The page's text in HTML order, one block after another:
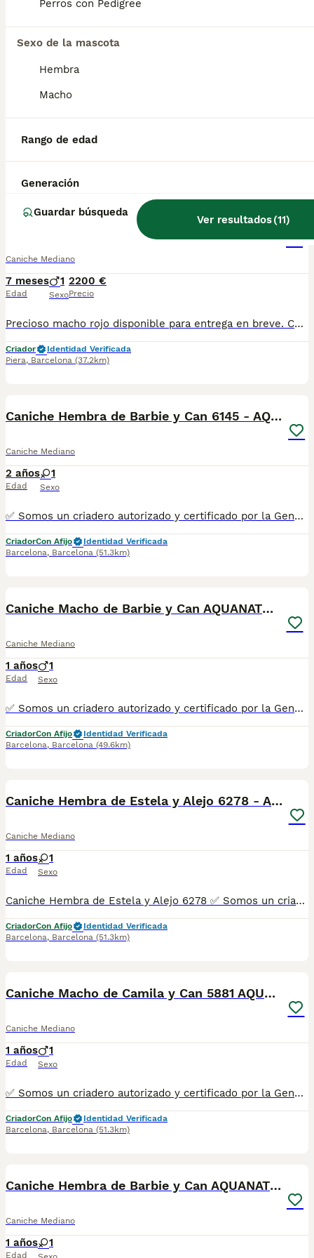
Perros con Pedigree
Sexo de la mascota
Hembra
Macho
Rango de edad
Generación
Guardar búsqueda
Ver resultados(11)
Caniche Mediano
Caniche Mediano
7 meses
Edad
1
Sexo
2200 €
Precio
Precioso macho rojo disponible para entrega en breve. Centro Canino Vallbonica es mucho más que un centro de cría , es una familia comprometida con el bienestar animal y la cria responsable, por ello todos nuestros bebés nacen y se crían en nuestras instalaciones , asegurando así un correcto desarrollo y una magnífica socialización, consiguiendo en cada ejemplar un carácter juguetón y extrovertido algo primordial para su adaptación como un miembro más en tu familia . Se entregan con el carnet de vacunas con el plan correspondiente a su edad , desparasitados y microchip implantado y activado en registro de Anicom. Facilitamos junto al cachorro contrato de compra con garantías víricas de 15 días y congénitas de 1 año . Contamos con un gran equipo de profesionales entre los que se encuentran educadores, auxiliares y Veterinarios ofreciendo los controles sanitarios necesarios así como continua vigilancia asegurando su bienestar . Hacemos envíos a toda España con empresa de transporte privado, proporcionando un viaje confortable y ofreciendo las atenciones necesarias a nuestros bebés . Si estás interesado en alguno de nuestros ejemplares solicita información sin compromiso al 722269698 . También atendemos vía WhatsApp . PRECIO REAL ( incluye el IVA) . Núcleo zoológico B2501315
Criador
Identidad Verificada
Piera, Barcelona (37.2km)
Caniche Hembra de Barbie y Can 6145 - AQUANATURA
Caniche Mediano
2 años
Edad
1
Sexo
✅ Somos un criadero autorizado y certificado por la Generalitat de Catalunya. 📌 Roger de Flor 45, muy cerca del Arc de Triomf de Barcelona, de Lunes a Sábados, desde las 10h hasta las 21:00h. MAS INFO ☎️ 933095977 📱 685878504 FOTOS Y VIDEOS 💻 www.aquanatura.es 🚙 HACEMOS ENVIOS Se entregan vacunados, desparasitados interna y externamente, con microchip y su registro, con cartilla sanitaria y contrato de garantías, bajo la supervisión de nuestro equipo veterinario.
CriadorCon Afijo
Identidad Verificada
Barcelona, Barcelona (51.3km)
Caniche Macho de Barbie y Can AQUANATURA
Caniche Mediano
1 años
Edad
1
Sexo
✅ Somos un criadero autorizado y certificado por la Generalitat de Catalunya. PARA MÁS INFORMACIÓN: ☎️ 933095977 📱 685878504 / 674320847 💻 www.aquanatura.es 🚙 Hacemos envíos 📌 Calle Roger de Flor 45, muy cerca del Arc de Triomf de Barcelona, de Lunes a Sábados. Se entregan con la mayoría de sus vacunas, desparasitados interna y externamente, con microchip y su registro, cartilla sanitaria y contrato de garantías, bajo la supervisión de nuestro equipo veterinario. AQUANATURA
CriadorCon Afijo
Identidad Verificada
Barcelona, Barcelona (49.6km)
Caniche Hembra de Estela y Alejo 6278 - AQUANATURA
Caniche Mediano
1 años
Edad
1
Sexo
Caniche Hembra de Estela y Alejo 6278 ✅ Somos un criadero autorizado y certificado por la Generalitat de Catalunya. MAS INFO ☎️ 933095977 📱 685878504 🚙 HACEMOS ENVIOS Se entregan con la mayoría de sus vacunas, desparasitados interna y externamente, con microchip y su registro, cartilla sanitaria y contrato de garantías, bajo la supervisión de nuestro equipo veterinario.
CriadorCon Afijo
Identidad Verificada
Barcelona, Barcelona (51.3km)
Caniche Macho de Camila y Can 5881 AQUANATURA
Caniche Mediano
1 años
Edad
1
Sexo
✅ Somos un criadero autorizado y certificado por la Generalitat de Catalunya. ☎️ 933095977 📱 685878504 / 674320847 💻 www.aquanatura.es 🚙 Hacemos envíos 📌 Calle Roger de Flor 45, muy cerca del Arc de Triomf de Barcelona, de Lunes a Sábados, desde las 10h hasta las 20:00h. Se entregan con la mayoría de sus vacunas, desparasitados interna y externamente, con microchip y su registro, cartilla sanitaria y contrato de garantías, bajo la supervisión de nuestro equipo veterinario.
CriadorCon Afijo
Identidad Verificada
Barcelona, Barcelona (51.3km)
Caniche Hembra de Barbie y Can AQUANATURA
Caniche Mediano
1 años
Edad
1